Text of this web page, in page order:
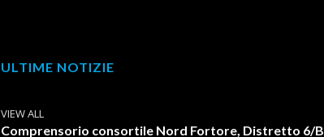
ULTIME NOTIZIE
VIEW ALL
Comprensorio consortile Nord Fortore, Distretto 6/B